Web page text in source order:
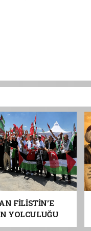
FİLİSTİN’E
YOLCULUĞU